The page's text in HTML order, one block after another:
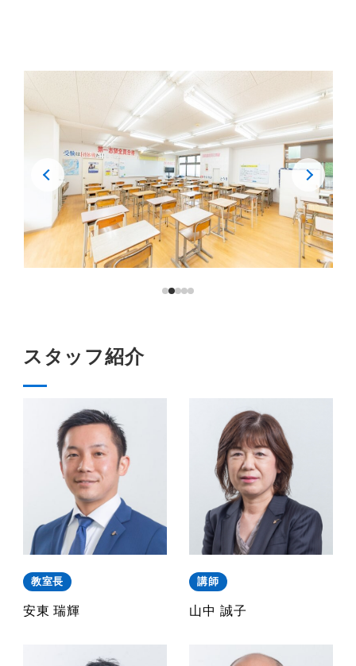
スタッフ紹介
教室長
安東 瑞輝
講師
山中 誠子